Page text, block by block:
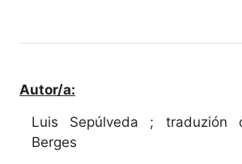
Autor/a:
Luis Sepúlveda ; traduzión
Berges